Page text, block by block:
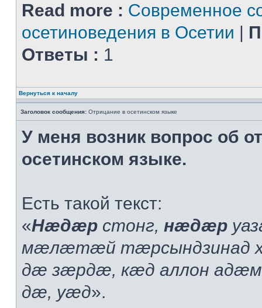
Read more : Современное
осетиноведения в Осетии |
Ответы : 1
Вернуться к началу
Заголовок сообщения: Отрицание в осетинском языке
У меня возник вопрос об
осетинском языке.
Есть такой текст:
«Нæдæр стонг, нæдæр
мæлæтæй тæрсындзинад
дæ зæрдæ, кæд аллон
дæ, уæд».